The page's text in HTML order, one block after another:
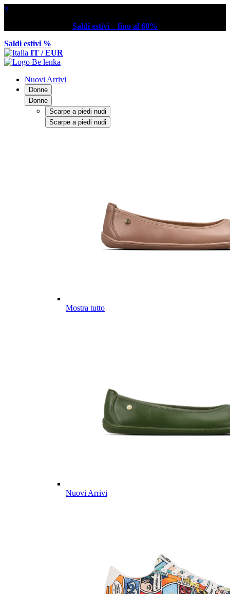
×
Saldi estivi – fino al 60%
Saldi estivi %
IT / EUR
Nuovi Arrivi
Donne
Donne
Scarpe a piedi nudi
Scarpe a piedi nudi
Mostra tutto
Nuovi Arrivi